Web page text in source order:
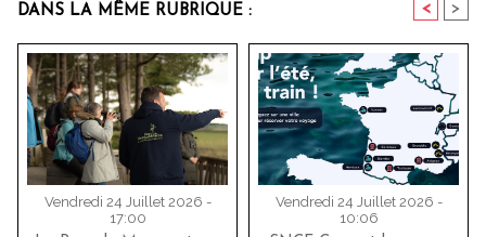
DANS LA MÊME RUBRIQUE : < >
Vendredi 24 Juillet 2026 -
17:00
Vendredi 24 Juillet 2026 -
10:06